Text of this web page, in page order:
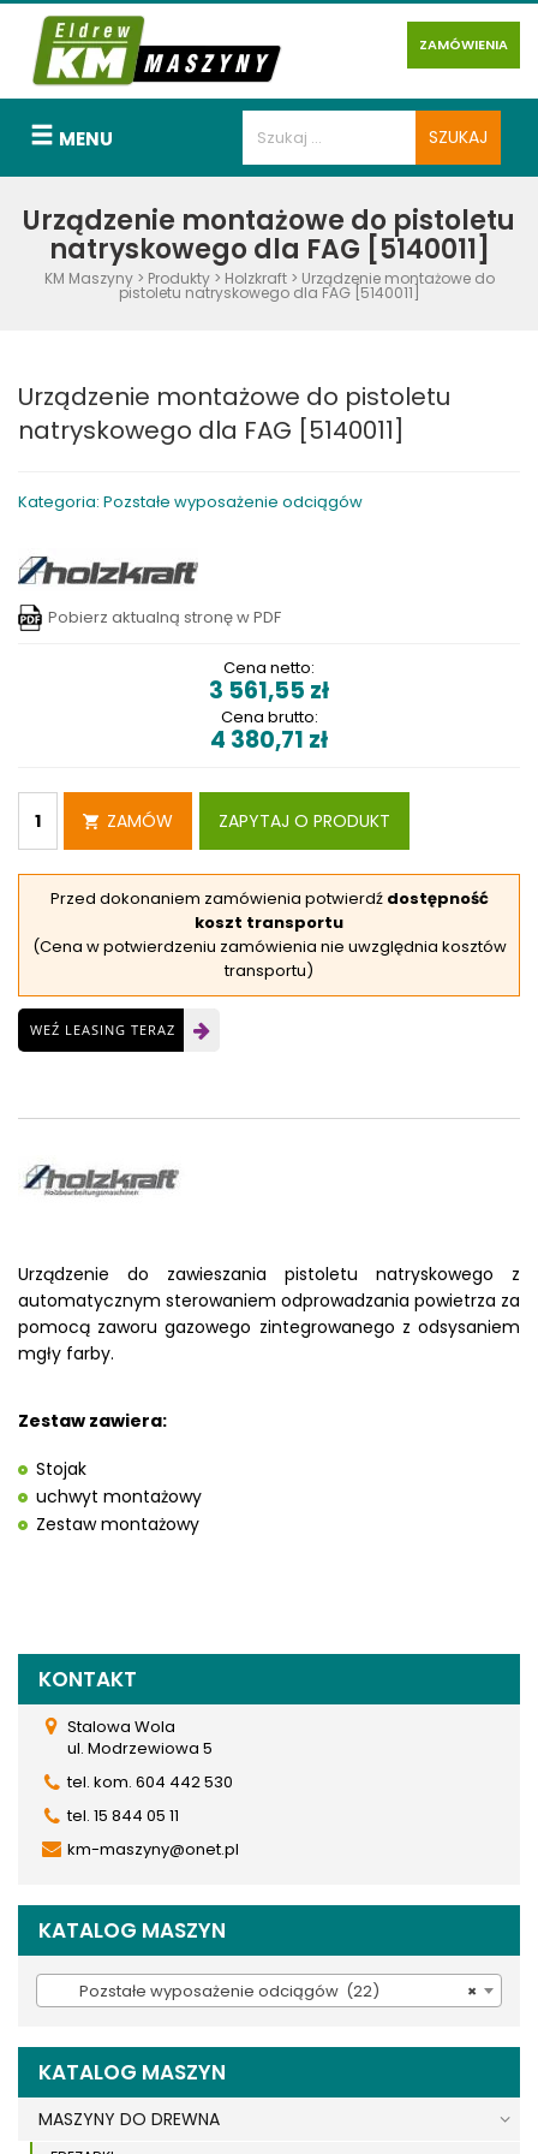
ZAMÓWIENIA
MENU
Urządzenie montażowe do pistoletu
natryskowego dla FAG [5140011]
KM Maszyny> Produkty> Holzkraft> Urządzenie montażowe do
pistoletu natryskowego dla FAG [5140011]
Urządzenie montażowe do pistoletu
natryskowego dla FAG [5140011]
Kategoria: Pozstałe wyposażenie odciągów
Pobierz aktualną stronę w PDF
Cena netto:
3 561,55 zł
Cena brutto:
4 380,71 zł
ZAMÓW ZAPYTAJ O PRODUKT
Przed dokonaniem zamówienia potwierdź dostępność
koszt transportu
(Cena w potwierdzeniu zamówienia nie uwzględnia kosztów
transportu)
WEŹ LEASING TERAZ
Urządzenie do zawieszania pistoletu natryskowego z
automatycznym sterowaniem odprowadzania powietrza za
pomocą zaworu gazowego zintegrowanego z odsysaniem
mgły farby.
Zestaw zawiera:
Stojak
uchwyt montażowy
Zestaw montażowy
KONTAKT
Stalowa Wola
ul. Modrzewiowa 5
tel. kom. 604 442 530
tel. 15 844 05 11
km-maszyny@onet.pl
KATALOG MASZYN
×
Pozstałe wyposażenie odciągów (22)
KATALOG MASZYN
MASZYNY DO DREWNA